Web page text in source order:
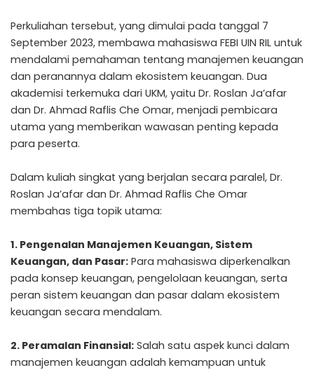
Perkuliahan tersebut, yang dimulai pada tanggal 7
September 2023, membawa mahasiswa FEBI UIN RIL untuk
mendalami pemahaman tentang manajemen keuangan
dan peranannya dalam ekosistem keuangan. Dua
akademisi terkemuka dari UKM, yaitu Dr. Roslan Ja’afar
dan Dr. Ahmad Raflis Che Omar, menjadi pembicara
utama yang memberikan wawasan penting kepada
para peserta.
Dalam kuliah singkat yang berjalan secara paralel, Dr.
Roslan Ja’afar dan Dr. Ahmad Raflis Che Omar
membahas tiga topik utama:
1. Pengenalan Manajemen Keuangan, Sistem
Keuangan, dan Pasar: Para mahasiswa diperkenalkan
pada konsep keuangan, pengelolaan keuangan, serta
peran sistem keuangan dan pasar dalam ekosistem
keuangan secara mendalam.
2. Peramalan Finansial: Salah satu aspek kunci dalam
manajemen keuangan adalah kemampuan untuk